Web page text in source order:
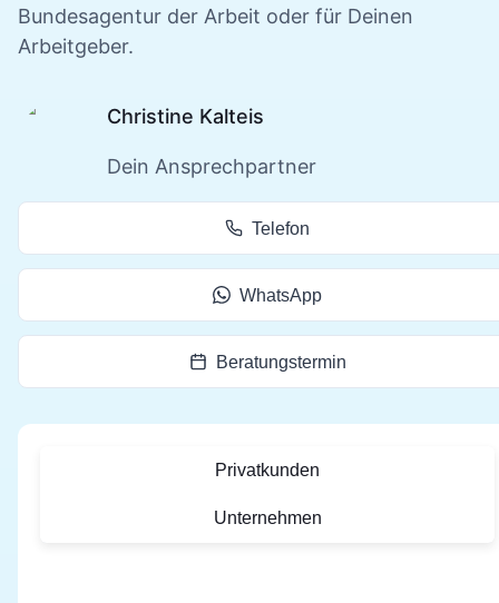
Bundesagentur der Arbeit oder für Deinen
Arbeitgeber.
Christine Kalteis
Dein Ansprechpartner
Telefon
WhatsApp
Beratungstermin
Privatkunden
Unternehmen